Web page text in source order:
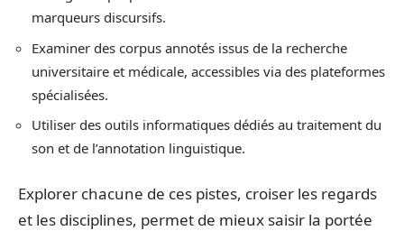
marqueurs discursifs.
Examiner des corpus annotés issus de la recherche
universitaire et médicale, accessibles via des plateformes
spécialisées.
Utiliser des outils informatiques dédiés au traitement du
son et de l’annotation linguistique.
Explorer chacune de ces pistes, croiser les regards
et les disciplines, permet de mieux saisir la portée